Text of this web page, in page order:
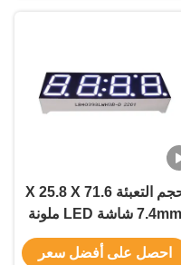
حجم التعبئة 71.6 X 25.8 X
7.4mm شاشة LED ملونة
كاملة لمتطلبات B2B
احصل على أفضل سعر